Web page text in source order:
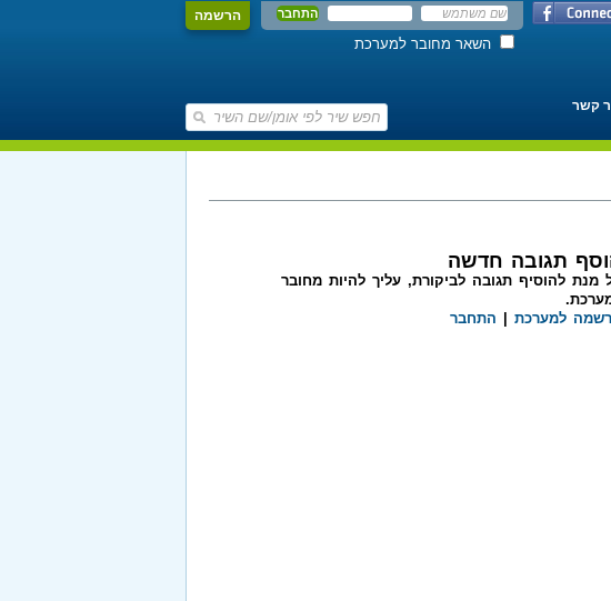
הרשמה
השאר מחובר למערכת
קשר
תגובה חדשה
מנת להוסיף תגובה לביקורת, עליך להיות מחובר
למערכת
התחבר